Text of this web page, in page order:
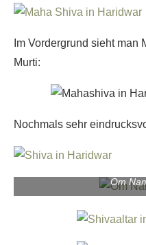
Im Vordergrund sieht man
Murti:
Nochmals sehr
Om